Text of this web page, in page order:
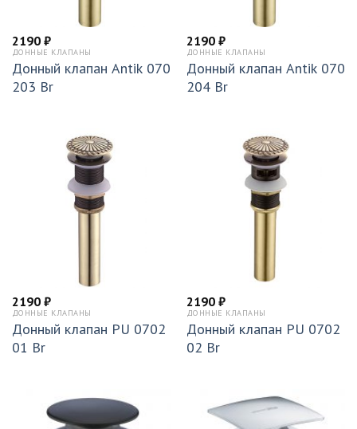
2190 ₽
ДОННЫЕ КЛАПАНЫ
Донный клапан Antik 070
203 Br
2190 ₽
ДОННЫЕ КЛАПАНЫ
Донный клапан Antik 070
204 Br
2190 ₽
ДОННЫЕ КЛАПАНЫ
Донный клапан PU 0702
01 Br
2190 ₽
ДОННЫЕ КЛАПАНЫ
Донный клапан PU 0702
02 Br